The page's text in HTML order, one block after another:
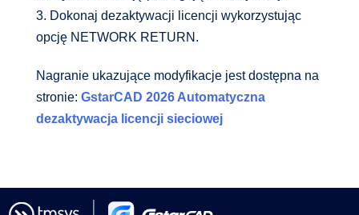
3. Dokonaj dezaktywacji licencji wykorzystując
opcję NETWORK RETURN.
Nagranie ukazujące modyfikacje jest dostępna na
stronie:GstarCAD 2026 Automatyczna
dezaktywacja licencji sieciowej